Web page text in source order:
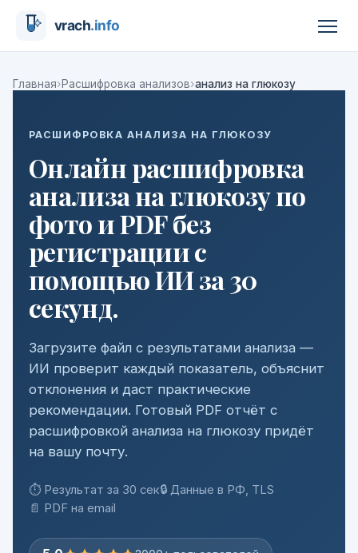
Главная›Расшифровка анализов›анализ на глюкозу
РАСШИФРОВКА АНАЛИЗА НА ГЛЮКОЗУ
Онлайн расшифровка
анализа на глюкозу по
фото и PDF без
регистрации с
помощью ИИ за 30
секунд.
Загрузите файл с результатами анализа —
ИИ проверит каждый показатель, объяснит
отклонения и даст практические
рекомендации. Готовый PDF отчёт с
расшифровкой анализа на глюкозу придёт
на вашу почту.
⏱ Результат за 30 сек🔒 Данные в РФ, TLS
📄 PDF на email